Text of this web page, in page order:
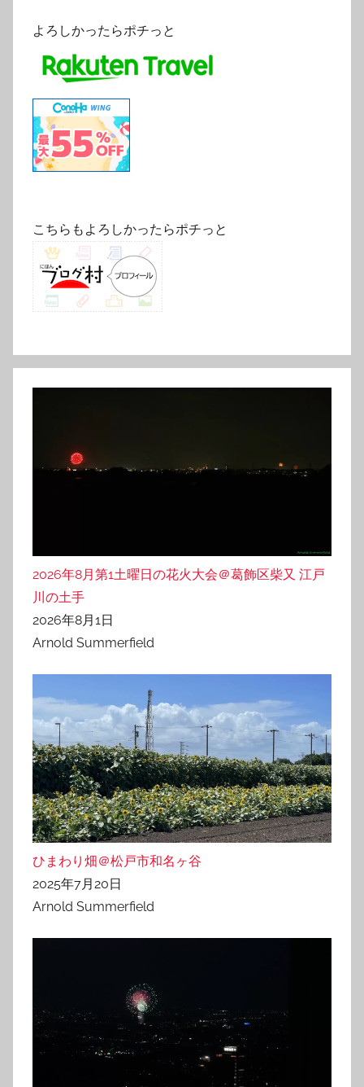
よろしかったらポチっと
こちらもよろしかったらポチっと
2026年8月第1土曜日の花火大会＠葛飾区柴又 江戸
川の土手
2026年8月1日
Arnold Summerfield
ひまわり畑＠松戸市和名ヶ谷
2025年7月20日
Arnold Summerfield